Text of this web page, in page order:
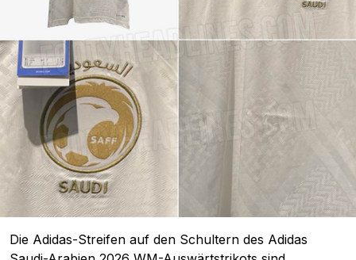
Die Adidas-Streifen auf den Schultern des Adidas